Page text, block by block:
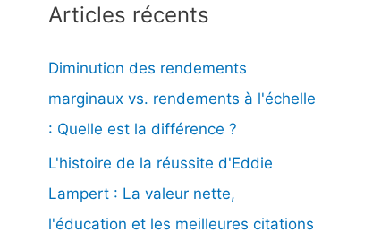
h
r
c
h
e
r
Articles récents
Diminution des rendements
marginaux vs. rendements à l'échelle
: Quelle est la différence ?
L'histoire de la réussite d'Eddie
Lampert : La valeur nette,
l'éducation et les meilleures citations